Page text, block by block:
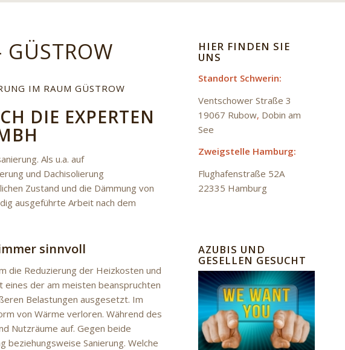
GÜSTROW
IM RAUM GÜSTROW
DIE EXPERTEN
Als u.a. auf
und Dachisolierung
Zustand und die Dämmung von
ausgeführte Arbeit nach dem
sinnvoll
die Reduzierung der Heizkosten und
eines der am meisten beanspruchten
Belastungen ausgesetzt. Im
von Wärme verloren. Während des
Nutzräume auf. Gegen beide
beziehungsweise Sanierung. Welche
HIER FINDEN SIE
UNS
Standort Schwerin:
Ventschower Straße 3
19067 Rubow, Dobin am
See
Zweigstelle Hamburg:
Flughafenstraße 52A
22335 Hamburg
AZUBIS UND
GESELLEN GESUCHT